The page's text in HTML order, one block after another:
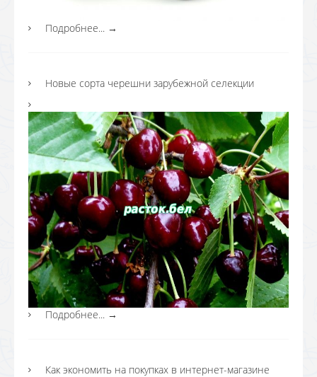
Подробнее... →
Новые сорта черешни зарубежной селекции
Подробнее... →
Как экономить на покупках в интернет-магазине